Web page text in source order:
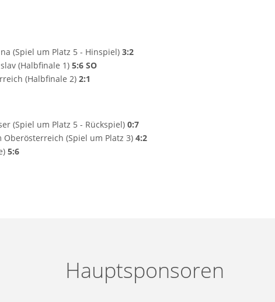
(Spiel um Platz 5 - Hinspiel)3:2
(Halbfinale 1)5:6 SO
(Halbfinale 2)2:1
(Spiel um Platz 5 - Rückspiel) 0:7
Oberösterreich (Spiel um Platz 3)4:2
5:6
Hauptsponsoren